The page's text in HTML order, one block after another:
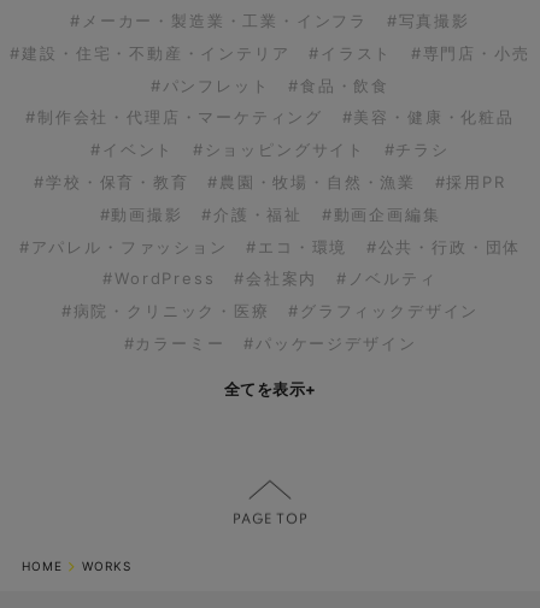
#メーカー・製造業・工業・インフラ
#写真撮影
#建設・住宅・不動産・インテリア
#イラスト
#専門店・小売
#パンフレット
#食品・飲食
#制作会社・代理店・マーケティング
#美容・健康・化粧品
#イベント
#ショッピングサイト
#チラシ
#学校・保育・教育
#農園・牧場・自然・漁業
#採用PR
#動画撮影
#介護・福祉
#動画企画編集
#アパレル・ファッション
#エコ・環境
#公共・行政・団体
#WordPress
#会社案内
#ノベルティ
#病院・クリニック・医療
#グラフィックデザイン
#カラーミー
#パッケージデザイン
全てを表示+
HOME WORKS